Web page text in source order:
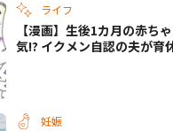
ライフ
【漫画】生後1カ月の赤ち
気!? イクメン自認の夫が育
妊娠